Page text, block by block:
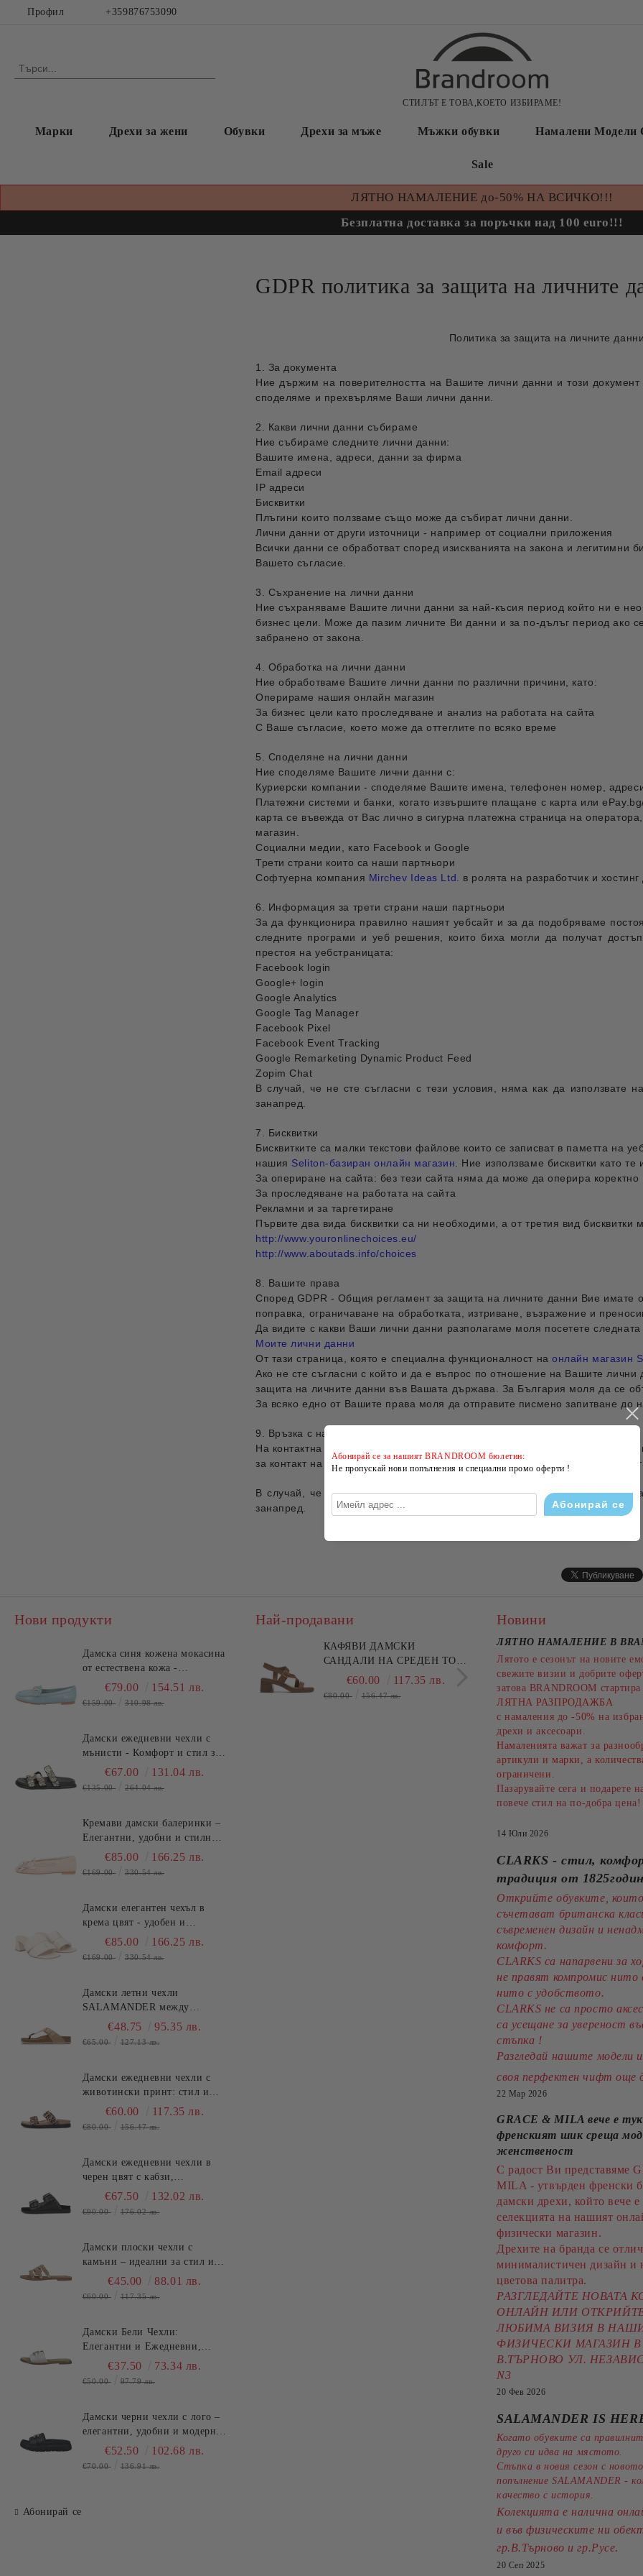
Профил +359876753090
СТИЛЪТ Е ТОВА,КОЕТО ИЗБИРАМЕ!
Марки Дрехи за жени Обувки Дрехи за мъже Мъжки обувки Намалени Модели
Sale
ЛЯТНО НАМАЛЕНИЕ до-50% НА ВСИЧКО!!!
Безплатна доставка за поръчки над 100 euro!!!
GDPR политика за защита на личните
Политика за защита на личните
1. За документа
Ние държим на поверителността на Вашите лични данни и този
споделямe и прехвърляме Ваши лични данни.
2. Какви лични данни събираме
Ние събираме следните лични данни:
Вашите имена, адреси, данни за фирма
Email адреси
IP адреси
Бисквитки
Плъгини които ползваме също може да събират лични данни.
Лични данни от други източници - например от социални приложения
Всички данни се обработват според изискванията на закона и легитимни
Вашето съгласие.
3. Съхранение на лични данни
Ние съхраняваме Вашите лични данни за най-късия период който ни е
бизнес цели. Може да пазим личните Ви данни и за по-дълъг период ако
забранено от закона.
4. Обработка на лични данни
Ние обработваме Вашите лични данни по различни причини, като:
Оперираме нашия онлайн магазин
За бизнес цели като проследяване и анализ на работата на сайта
С Ваше съгласие, което може да оттеглите по всяко време
5. Споделяне на лични данни
Ние споделяме Вашите лични данни с:
Куриерски компании - споделяме Вашите имена, телефонен номер,
Платежни системи и банки, когато извършите плащане с карта или
карта се въвежда от Вас лично в сигурна платежна страница на
магазин.
Социални медии, като Facebook и Google
Трети страни които са наши партньори
Софтуерна компания Mirchev Ideas Ltd. в ролята на разработчик и хостинг
6. Информация за трети страни наши партньори
За да функционира правилно нашият уебсайт и за да подобряваме
следните програми и уеб решения, които биха могли да получат
престоя на уебстраницата:
Facebook login
Google+ login
Google Analytics
Google Tag Manager
Facebook Pixel
Facebook Event Tracking
Google Remarketing Dynamic Product Feed
Zopim Chat
В случай, че не сте съгласни с тези условия, няма как да използвате
занапред.
7. Бисквитки
Бисквитките са малки текстови файлове които се записват в паметта на
нашия Seliton-базиран онлайн магазин . Ние използваме бисквитки като
За опериране на сайта: без тези сайта няма да може да оперира
За проследяване на работата на сайта
Рекламни и за таргетиране
Първите два вида бисквитки са ни необходими, а от третия вид бисквитки
http://www.youronlinechoices.eu/
http://www.aboutads.info/choices
8. Вашите права
Според GDPR - Общия регламент за защита на личните данни Вие имате
поправка, ограничаване на обработката, изтриване, възражение и
Да видите с какви Ваши лични данни разполагаме моля посетете следната
Моите лични данни
От тази страница, която е специална функционалност наонлайн магазин
Ако не сте съгласни с който и да е въпрос по отношение на Вашите
защита на личните данни във Вашата държава. За България моля да се
За всяко едно от Вашите права моля да отправите писмено запитване до
9. Връзка с нас
На контактна ни страница и на сайта ни са обявени нашето фирмено
за контакт на лицето отговарящо за защитата на личните данни се
В случай, че не сте съгласни с тези условия, няма как да използвате
занапред.
Нови продукти
Дамска синя кожена мокасина
от естествена кожа -
удобство!!!TOSCA BLU
€79.00 154.51 лв.
€159.00 310.98 лв.
Дамски ежедневни чехли с
мънисти - Комфорт и стил за
лятото!TOSCA BLU
€67.00 131.04 лв.
€135.00 264.04 лв.
Кремави дамски балеринки –
Елегантни, удобни и стилни
за всеки ден TOSCA BLU
€85.00 166.25 лв.
€169.00 330.54 лв.
Дамски елегантен чехъл в
крема цвят - удобен и
стилен!!!TOSCA BLU
€85.00 166.25 лв.
€169.00 330.54 лв.
Дамски летни чехли
SALAMANDER между
пръстите - класически,
€48.75 95.35 лв.
€65.00 127.13 лв.
Дамски ежедневни чехли с
животински принт: стил и
удобство SALAMANDER
€60.00 117.35 лв.
€80.00 156.47 лв.
Дамски ежедневни чехли в
черен цвят с кабзи,
комфортни и стилни за
€67.50 132.02 лв.
€90.00 176.02 лв.
Дамски плоски чехли с
камъни – идеални за стил и
комфорт през лятото
€45.00 88.01 лв.
€60.00 117.35 лв.
Дамски Бели Чехли:
Елегантни и Ежедневни,
Удобство и Стил за Лятото
€37.50 73.34 лв.
€50.00 97.79 лв.
Дамски черни чехли с лого –
елегантни, удобни и модерни
за всеки повод!TT.BAGATT
€52.50 102.68 лв.
€70.00 136.91 лв.
Абонирай се
Най-продавани
КАФЯВИ ДАМСКИ
САНДАЛИ НА СРЕДЕН ТОК
- ЕЖЕДНЕВЕН
€60.00 117.35 лв.
€80.00 156.47 лв.
ЛЕОПАРДОВИ
ТОК -
СТИЛ!HISPANITAS
(SKU)254345
€171.28
Новини
ЛЯТНО НАМАЛЕНИЕ В
Лятото е сезонът на новите
свежите визии и добрите
затова BRANDROOM стартира
ЛЯТНА РАЗПРОДАЖБА
с намаления до -50% на
дрехи и аксесоари.
Намаленията важат за
артикули и марки, а
ограничени.
Пазарувайте сега и подарете
повече стил на по-добра цена!
14 Юли 2026
CLARKS - стил,
традиция от
Открийте обувките, които
съчетават британска
съвременен дизайн и
комфорт.
CLARKS са напарвени за
не правят компромис нито
нито с удобството.
CLARKS не са просто
са усещане за увереност
стъпка !
Разгледай нашите модели
своя перфектен чифт още
22 Мар 2026
GRACE & MILA вече е
френският шик среща
женственост
С радост Ви представяме
MILA - утвърден френски
дамски дрехи, който вече е
селекцията на нашият
физически магазин.
Дрехите на бранда се
минималистичен дизайн и
цветова палитра.
РАЗГЛЕДАЙТЕ НОВАТА
ОНЛАЙН ИЛИ
ЛЮБИМА ВИЗИЯ В
ФИЗИЧЕСКИ МАГАЗИН В
В.ТЪРНОВО УЛ.
N3
20 Фев 2026
SALAMANDER IS
Когато обувките са
друго си идва на мястото.
Стъпка в новия сезон с
попълнение SALAMANDER -
качество с история.
Колекцията е налична
и във физическите ни
гр.В.Търново и гр.Русе.
20 Сеп 2025
Абонирай се за нашият BRANDROOM бюлетин:
Не пропускай нови попълнения и специални промо оферти !